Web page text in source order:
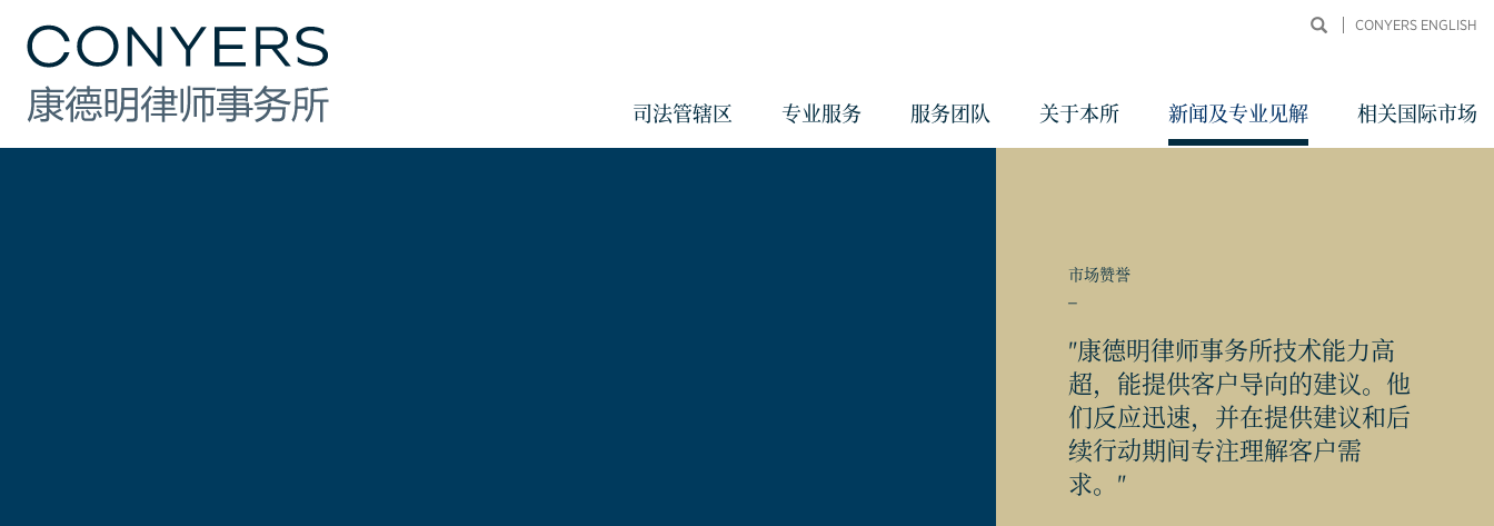
CONYERS ENGLISH
司法管辖区 专业服务 服务团队 关于本所 新闻及专业见解 相关国际市场
市场赞誉
"康德明律师事务所技术能力高
超，能提供客户导向的建议。他
们反应迅速，并在提供建议和后
续行动期间专注理解客户需
求。"